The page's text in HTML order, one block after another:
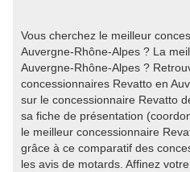
Vous cherchez le meilleur
Auvergne-Rhône-Alpes ? La
Auvergne-Rhône-Alpes ?
concessionnaires Revatto en
sur le concessionnaire Revatto
sa fiche de présentation
le meilleur concessionnaire
grâce à ce comparatif des
les avis de motards. Affinez